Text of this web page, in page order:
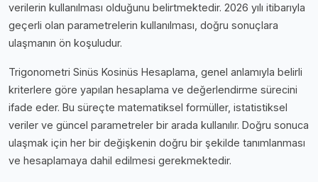
verilerin kullanılması olduğunu belirtmektedir. 2026 yılı itibarıyla
geçerli olan parametrelerin kullanılması, doğru sonuçlara
ulaşmanın ön koşuludur.
Trigonometri Sinüs Kosinüs Hesaplama, genel anlamıyla belirli
kriterlere göre yapılan hesaplama ve değerlendirme sürecini
ifade eder. Bu süreçte matematiksel formüller, istatistiksel
veriler ve güncel parametreler bir arada kullanılır. Doğru sonuca
ulaşmak için her bir değişkenin doğru bir şekilde tanımlanması
ve hesaplamaya dahil edilmesi gerekmektedir.